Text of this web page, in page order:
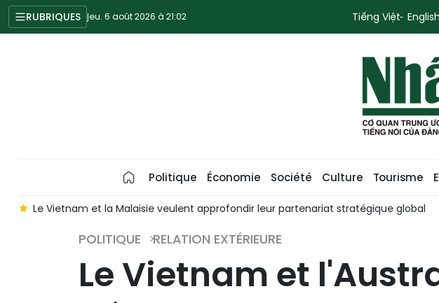
RUBRIQUES jeu. 6 août 2026 à 21:02 Tiếng Việt
Politique Économie Société Culture Tourisme
Le Vietnam et la Malaisie veulent approfondir leur partenariat stratégique global
POLITIQUE RELATION EXTÉRIEURE
Le Vietnam et